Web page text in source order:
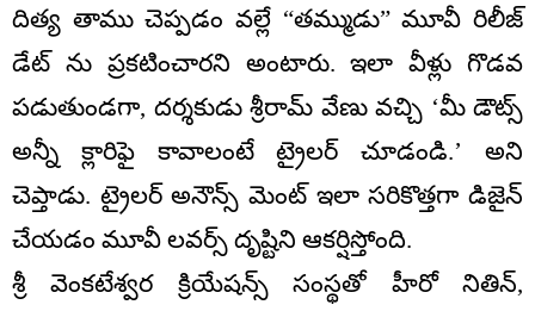
దిత్య తాము చెప్పడం వల్లే “తమ్ముడు” మూవీ రిలీజ్
డేట్ ను ప్రకటించారని అంటారు. ఇలా వీళ్లు గొడవ
పడుతుండగా, దర్శకుడు శ్రీరామ్ వేణు వచ్చి ‘మీ డౌట్స్
అన్నీ క్లారిఫై కావాలంటే ట్రైలర్ చూడండి.’ అని
చెప్తాడు. ట్రైలర్ అనౌన్స్ మెంట్ ఇలా సరికొత్తగా డిజైన్
చేయడం మూవీ లవర్స్ దృష్టిని ఆకర్షిస్తోంది.
శ్రీ వెంకటేశ్వర క్రియేషన్స్ సంస్థతో హీరో నితిన్,